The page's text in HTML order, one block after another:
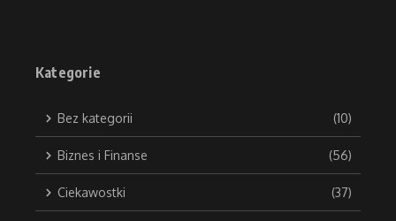
Kategorie
Bez kategorii (10)
Biznes i Finanse (56)
Ciekawostki (37)